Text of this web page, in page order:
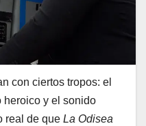
con ciertos tropos: el
heroico y el sonido
real de que La Odisea